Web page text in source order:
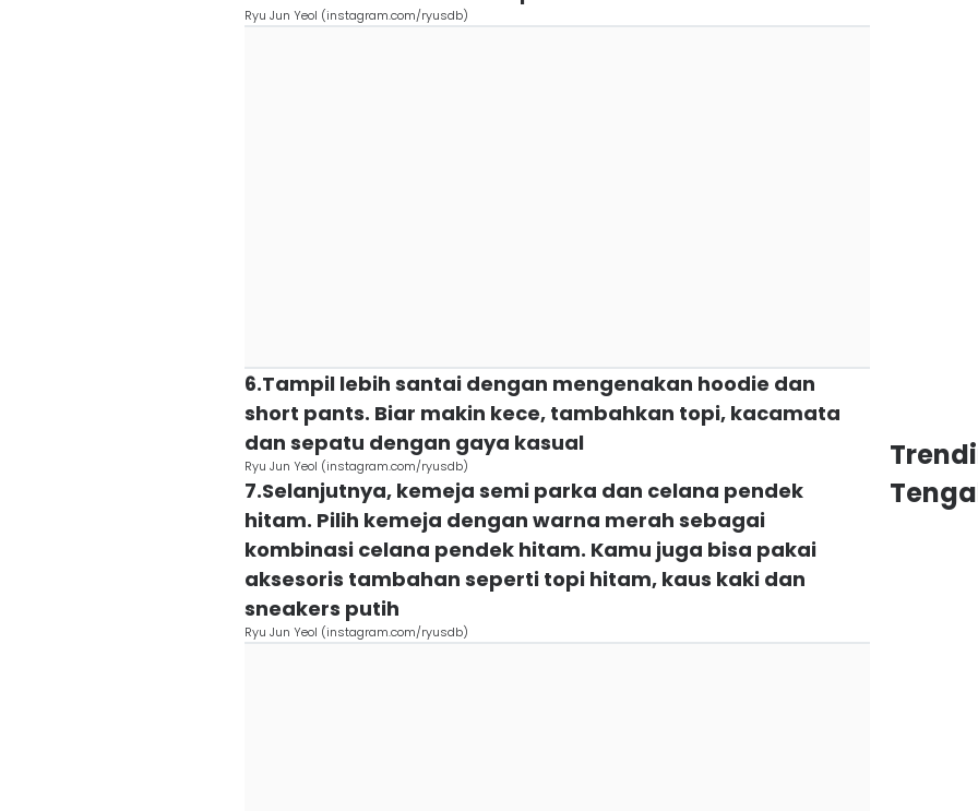
Ryu Jun Yeol (instagram.com/ryusdb)
6.Tampil lebih santai dengan mengenakan hoodie dan
short pants. Biar makin kece, tambahkan topi, kacamata
dan sepatu dengan gaya kasual
Ryu Jun Yeol (instagram.com/ryusdb)
7.Selanjutnya, kemeja semi parka dan celana pendek
hitam. Pilih kemeja dengan warna merah sebagai
kombinasi celana pendek hitam. Kamu juga bisa pakai
aksesoris tambahan seperti topi hitam, kaus kaki dan
sneakers putih
Ryu Jun Yeol (instagram.com/ryusdb)